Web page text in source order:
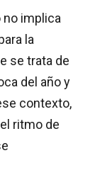
no implica
la
se trata de
del año y
contexto,
ritmo de